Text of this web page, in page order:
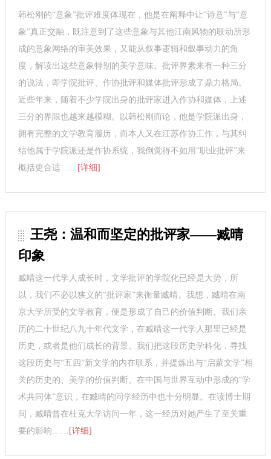
韩松刚的“意象”批评难度体现在，他是在阐释中让“诗意”与“意
象”真正交融，既注意到了这些意象与其他江南风物的联动所形
成的意象网络的审美效果，又能从叙事逻辑和叙事动力的角
度，解读出这些意象特别的美学意味。批评界素来有一种三分
的说法，即学院批评、作协批评和媒体批评形成了鼎力格局。
近些年来，随着不少学院出身的批评家进入作协和媒体，上述
三分的界限也越来越模糊。以韩松刚而论，他是学院派出身，
拥有完整的文学教育履历，而本人又在江苏作协工作，与其纠
结他属于学院派还是作协系统，我倒觉得不如用“职业批评”来
概括更合适…… [详细]
王尧：温和而坚定的批评家——臧晴
印象
臧晴这一代学人成长时，文学批评的学院化已经是大势，所
以，我们不必以狭义的“批评家”来衡量臧晴。我想，臧晴在南
京大学所受的文学教育，便是形成了自己的价值判断。我们亲
历的二十世纪八九十年代文学，在臧晴这一代学人那里已经是
历史，或者是他们成长的背景。我们把这段历史学科化，寻找
这段历史与“五四”新文学的内在联系，并提炼出与“启蒙文学”相
关的历史的、美学的价值判断。在中国与世界互动中形成的“学
术共同体”意识，在臧晴的问学经历中也十分明显。在读博士期
间，臧晴曾在杜克大学访问一年，这一经历对她产生了至关重
要的影响…… [详细]